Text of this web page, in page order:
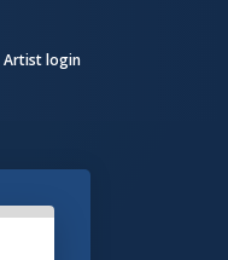
Artist login